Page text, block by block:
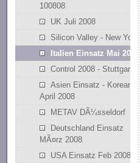
100808
UK Juli 2008
Silicon Valley - New York
Italien Einsatz Mai 2008
Control 2008 - Stuttgart
Asien Einsatz - Korean
April 2008
METAV DÃ¼sseldorf
Deutschland Einsatz
MÃ¤rz 2008
USA Einsatz Feb 2008